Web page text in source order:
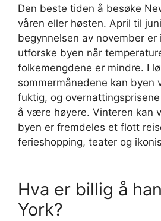
Den beste tiden å besøke
våren eller høsten. April til
begynnelsen av november
utforske byen når
folkemengdene er mindre. I
sommermånedene kan byen
fuktig, og
å være høyere. Vinteren kan
byen er fremdeles et flott
ferieshopping, teater og
Hva er billig å
York?